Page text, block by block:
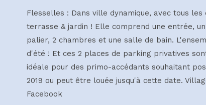
Flesselles : Dans ville dynamique, avec tous
terrasse & jardin ! Elle comprend une entrée,
palier, 2 chambres et une salle de bain.
d'été ! Et ces 2 places de parking privatives
idéale pour des primo-accédants souhaitant
2019 ou peut être louée jusqu'à cette date.
Facebook